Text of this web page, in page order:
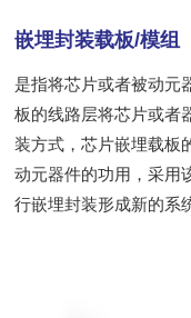
嵌埋封装载板/模组
是指将芯片或者被动元
板的线路层将芯片或者
装方式，芯片嵌埋载板
动元器件的功用，采用
行嵌埋封装形成新的系